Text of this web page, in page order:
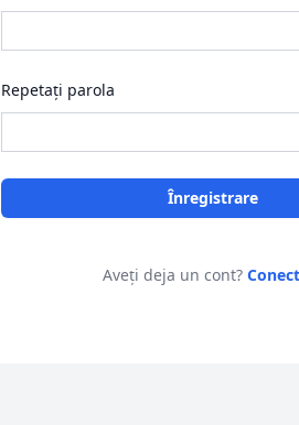
Repetați parola
Înregistrare
Aveți deja un cont?